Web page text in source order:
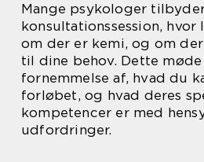
Mange psykologer
konsultationssession, hvor
om der er kemi, og om
til dine behov. Dette
fornemmelse af, hvad du
forløbet, og hvad deres
kompetencer er med
udfordringer.